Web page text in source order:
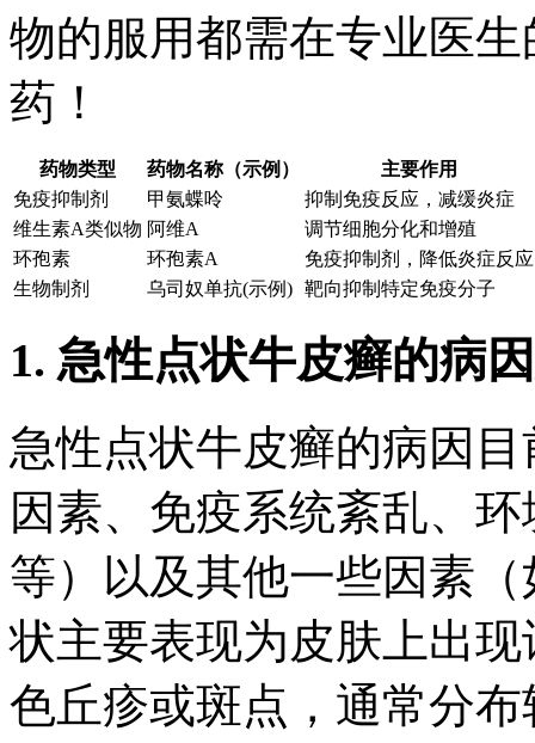
物的服用都需在专业医
药！
药物类型 药物名称（示例）
主要作用
免疫抑制剂
甲氨蝶呤
抑制免疫反应，减缓炎症
维生素A类似物 阿维A
调节细胞分化和增殖
环孢素
环孢素A
免疫抑制剂，降低炎症反应
生物制剂
乌司奴单抗(示例) 靶向抑制特定免疫分子
1. 急性点状牛皮癣的病
急性点状牛皮癣的病因
因素、免疫系统紊乱、
等）以及其他一些因素
状主要表现为皮肤上出
色丘疹或斑点，通常分